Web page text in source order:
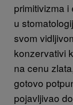
primitivizma
u
svom
konzervativi
na cenu
gotovo
pojavljivao